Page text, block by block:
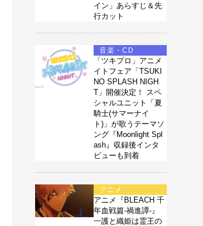
イン」あらすじ＆先
行カット
音楽・CD
「ツキプロ」アニメ
イトフェア「TSUKI
NO SPLASH NIGH
T」開催決定！ スペ
シャルユニット「夏
騎士(サマーナイ
ト)」が歌うテーマソ
ング『Moonlight Spl
ash』収録後インタ
ビューも到着
アニメ
アニメ『BLEACH 千
年血戦篇-禍進譚-』
一護と織姫は霊王の